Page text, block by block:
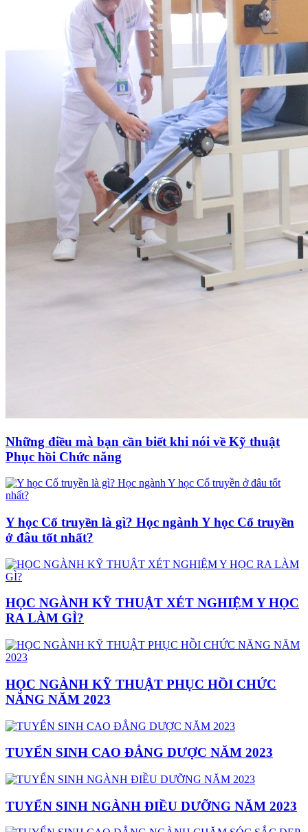
Những điều mà bạn cần biết khi nói về Kỹ thuật
Phục hồi Chức năng
Y học Cổ truyền là gì? Học ngành Y học Cổ truyền
ở đâu tốt nhất?
HỌC NGÀNH KỸ THUẬT XÉT NGHIỆM Y HỌC
RA LÀM GÌ?
HỌC NGÀNH KỸ THUẬT PHỤC HỒI CHỨC
NĂNG NĂM 2023
TUYỂN SINH CAO ĐẲNG DƯỢC NĂM 2023
TUYỂN SINH NGÀNH ĐIỀU DƯỠNG NĂM 2023